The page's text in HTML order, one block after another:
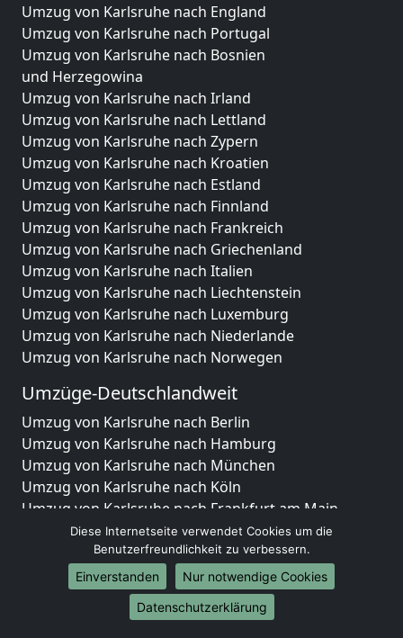
Umzug von Karlsruhe nach England
Umzug von Karlsruhe nach Portugal
Umzug von Karlsruhe nach Bosnien
und Herzegowina
Umzug von Karlsruhe nach Irland
Umzug von Karlsruhe nach Lettland
Umzug von Karlsruhe nach Zypern
Umzug von Karlsruhe nach Kroatien
Umzug von Karlsruhe nach Estland
Umzug von Karlsruhe nach Finnland
Umzug von Karlsruhe nach Frankreich
Umzug von Karlsruhe nach Griechenland
Umzug von Karlsruhe nach Italien
Umzug von Karlsruhe nach Liechtenstein
Umzug von Karlsruhe nach Luxemburg
Umzug von Karlsruhe nach Niederlande
Umzug von Karlsruhe nach Norwegen
Umzüge-Deutschlandweit
Umzug von Karlsruhe nach Berlin
Umzug von Karlsruhe nach Hamburg
Umzug von Karlsruhe nach München
Umzug von Karlsruhe nach Köln
Umzug von Karlsruhe nach Frankfurt am Main
Umzug von Karlsruhe nach Stuttgart
Umzug von Karlsruhe nach Düsseldorf
Umzug von Karlsruhe nach Leipzig
Umzug von Karlsruhe nach Dortmund
Umzug von Karlsruhe nach Essen
Diese Internetseite verwendet Cookies um die
Benutzerfreundlichkeit zu verbessern.
Einverstanden
Nur notwendige Cookies
Datenschutzerklärung